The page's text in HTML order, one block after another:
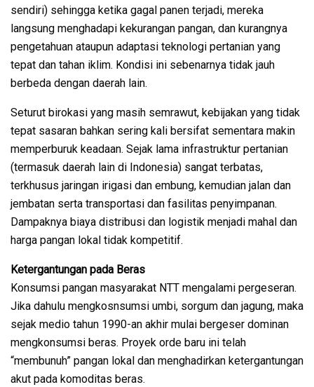
sendiri) sehingga ketika gagal panen terjadi, mereka
langsung menghadapi kekurangan pangan, dan kurangnya
pengetahuan ataupun adaptasi teknologi pertanian yang
tepat dan tahan iklim. Kondisi ini sebenarnya tidak jauh
berbeda dengan daerah lain.
Seturut birokasi yang masih semrawut, kebijakan yang tidak
tepat sasaran bahkan sering kali bersifat sementara makin
memperburuk keadaan. Sejak lama infrastruktur pertanian
(termasuk daerah lain di Indonesia) sangat terbatas,
terkhusus jaringan irigasi dan embung, kemudian jalan dan
jembatan serta transportasi dan fasilitas penyimpanan.
Dampaknya biaya distribusi dan logistik menjadi mahal dan
harga pangan lokal tidak kompetitif.
Ketergantungan pada Beras
Konsumsi pangan masyarakat NTT mengalami pergeseran.
Jika dahulu mengkosnsumsi umbi, sorgum dan jagung, maka
sejak medio tahun 1990-an akhir mulai bergeser dominan
mengkonsumsi beras. Proyek orde baru ini telah
“membunuh” pangan lokal dan menghadirkan ketergantungan
akut pada komoditas beras.